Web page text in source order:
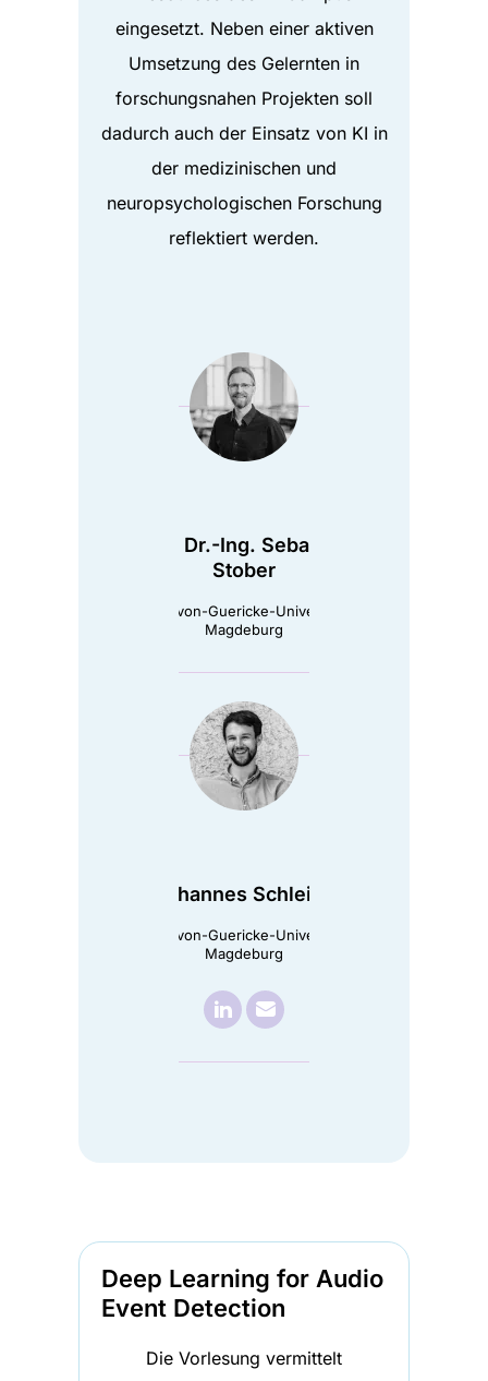
eingesetzt. Neben einer aktiven
Umsetzung des Gelernten in
forschungsnahen Projekten soll
dadurch auch der Einsatz von KI in
der medizinischen und
neuropsychologischen Forschung
reflektiert werden.
Prof. Dr.-Ing. Sebastian
Stober
Otto-von-Guericke-Universität
Magdeburg
Johannes Schleiss
Otto-von-Guericke-Universität
Magdeburg
Besuche
Tab
📧︎Sende
Deep Learning for Audio
Event Detection
Die Vorlesung vermittelt